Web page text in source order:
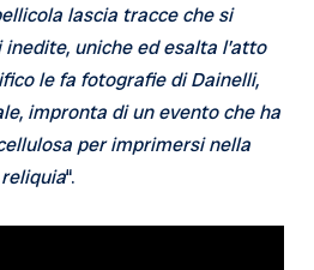
lascia tracce che si
uniche ed esalta l’atto
le fa fotografie di Dainelli,
impronta di un evento che ha
per imprimersi nella
“.